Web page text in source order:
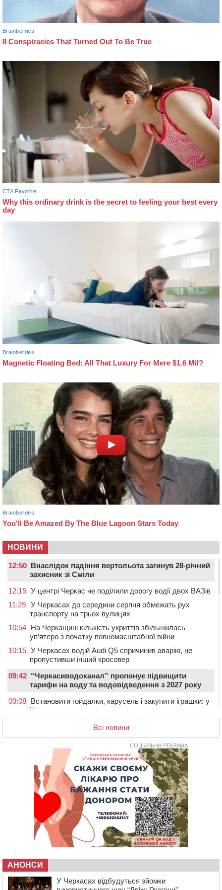
НОВИНИ
12:50 Внаслідок падіння вертольота загинув 28-річний
захисник зі Сміли
12:15 У центрі Черкас не поділили дорогу водії двох ВАЗів
11:29 У Черкасах до середини серпня обмежать рух
транспорту на трьох вулицях
10:54 На Черкащині кількість укриттів збільшилась
уп’ятеро з початку повномасштабної війни
10:15 У Черкасах водій Audi Q5 спричинив аварію, не
пропустивши інший кросовер
09:42 “Черкасиводоканал” пропонує підвищити
тарифи на воду та водовідведення з 2027 року
09:08 Встановити гойдалки, карусель і закупити іграшки: у
Черкасах просять покращити умови в дитсадку
“На щиті” у Чорнобаївську громаду повертається
полеглий біля Кліщіївки воїн
Понад 968 мільйонів гривень земельного податку
сплатили на Черкащині
06 СЕРПНЯ 2026, ЧЕТВЕР
Вісім медалей, з яких чотири золоті: черкаські
спортсмени тріумфували на чемпіонаті України
На Черкащині спека протримається ще день
Педагогів Черкас запрошують на зустріч із
переможцем Global Teacher Prize Ukraine 2023
У Черкасах водійка протаранила Duster, коли
здавала назад
18:50 На Черкащині з початку року зросла кількість
постраждалих від укусів тварин
Всі новини
СОЦІАЛЬНА РЕКЛАМА
АНОНСИ
У Черкасах відбудуться зйомки